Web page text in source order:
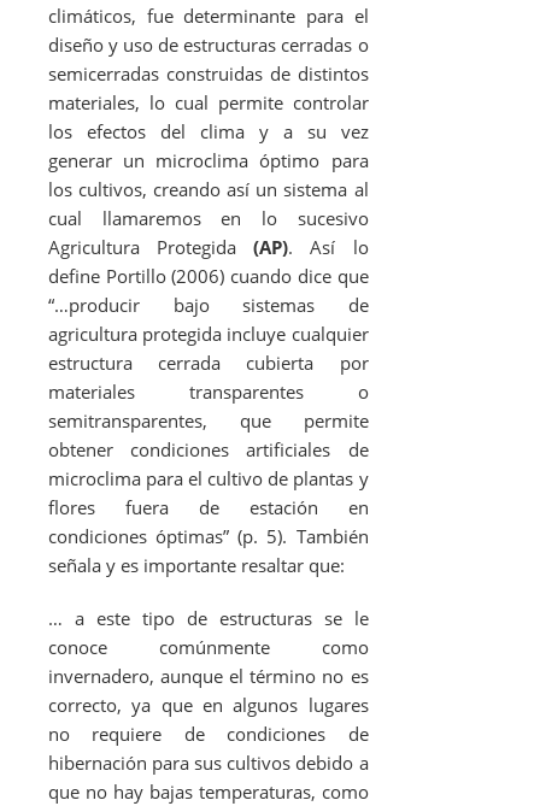
climáticos, fue determinante para el
diseño y uso de estructuras cerradas o
semicerradas construidas de distintos
materiales, lo cual permite controlar
los efectos del clima y a su vez
generar un microclima óptimo para
los cultivos, creando así un sistema al
cual llamaremos en lo sucesivo
Agricultura Protegida(AP). Así lo
define Portillo (2006) cuando dice que
“…producir bajo sistemas de
agricultura protegida incluye cualquier
estructura cerrada cubierta por
materiales transparentes o
semitransparentes, que permite
obtener condiciones artificiales de
microclima para el cultivo de plantas y
flores fuera de estación en
condiciones óptimas” (p. 5). También
señala y es importante resaltar que:
… a este tipo de estructuras se le
conoce comúnmente como
invernadero, aunque el término no es
correcto, ya que en algunos lugares
no requiere de condiciones de
hibernación para sus cultivos debido a
que no hay bajas temperaturas, como